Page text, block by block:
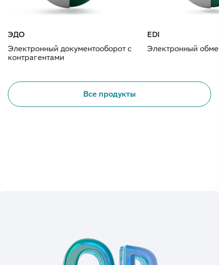
ЭДО
Электронный документооборот с
контрагентами
EDI
Электронный
Все продукты